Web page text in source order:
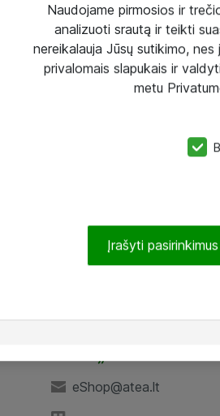
eShop@atea.lt
Naudojame pirmosios ir
analizuoti srautą ir teikti
nereikalauja Jūsų sutikimo,
privalomais slapukais ir
metu
Įrašyti pasirinkimus